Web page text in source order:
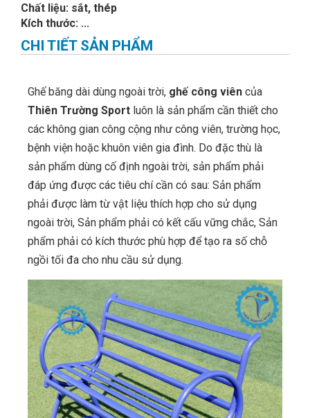
Chất liệu: sắt, thép
Kích thước: ...
CHI TIẾT SẢN PHẨM
Ghế băng dài dùng ngoài trời, ghế công viên của
Thiên Trường Sport luôn là sản phẩm cần thiết cho
các không gian công cộng như công viên, trường học,
bệnh viện hoặc khuôn viên gia đình. Do đặc thù là
sản phẩm dùng cố định ngoài trời, sản phẩm phải
đáp ứng được các tiêu chí cần có sau: Sản phẩm
phải được làm từ vật liệu thích hợp cho sử dụng
ngoài trời, Sản phẩm phải có kết cấu vững chắc, Sản
phẩm phải có kích thước phù hợp để tạo ra số chỗ
ngồi tối đa cho nhu cầu sử dụng.